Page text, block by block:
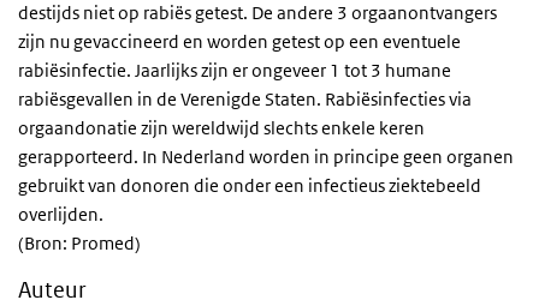
destijds niet op rabiës getest. De andere 3 orgaanontvangers
zijn nu gevaccineerd en worden getest op een eventuele
rabiësinfectie. Jaarlijks zijn er ongeveer 1 tot 3 humane
rabiësgevallen in de Verenigde Staten. Rabiësinfecties via
orgaandonatie zijn wereldwijd slechts enkele keren
gerapporteerd. In Nederland worden in principe geen organen
gebruikt van donoren die onder een infectieus ziektebeeld
overlijden.
(Bron: Promed)
Auteur